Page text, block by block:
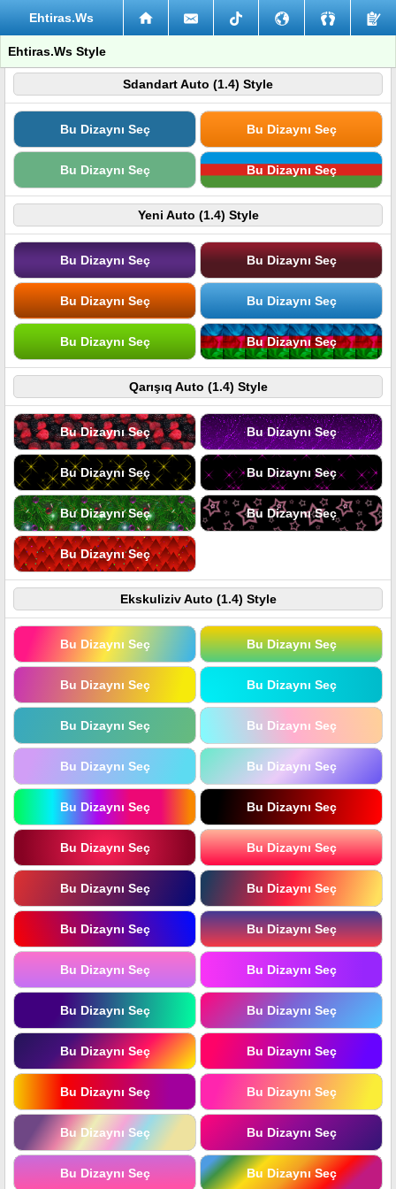
Ehtiras.Ws
Ehtiras.Ws Style
Sdandart Auto (1.4) Style
Bu Dizaynı Seç Bu Dizaynı Seç
Bu Dizaynı Seç Bu Dizaynı Seç
Yeni Auto (1.4) Style
Bu Dizaynı Seç Bu Dizaynı Seç
Bu Dizaynı Seç Bu Dizaynı Seç
Bu Dizaynı Seç Bu Dizaynı Seç
Qarışıq Auto (1.4) Style
Bu Dizaynı Seç Bu Dizaynı Seç
Bu Dizaynı Seç Bu Dizaynı Seç
Bu Dizaynı Seç Bu Dizaynı Seç
Bu Dizaynı Seç
Ekskuliziv Auto (1.4) Style
Bu Dizaynı Seç Bu Dizaynı Seç
Bu Dizaynı Seç Bu Dizaynı Seç
Bu Dizaynı Seç Bu Dizaynı Seç
Bu Dizaynı Seç Bu Dizaynı Seç
Bu Dizaynı Seç Bu Dizaynı Seç
Bu Dizaynı Seç Bu Dizaynı Seç
Bu Dizaynı Seç Bu Dizaynı Seç
Bu Dizaynı Seç Bu Dizaynı Seç
Bu Dizaynı Seç Bu Dizaynı Seç
Bu Dizaynı Seç Bu Dizaynı Seç
Bu Dizaynı Seç Bu Dizaynı Seç
Bu Dizaynı Seç Bu Dizaynı Seç
Bu Dizaynı Seç Bu Dizaynı Seç
Bu Dizaynı Seç Bu Dizaynı Seç